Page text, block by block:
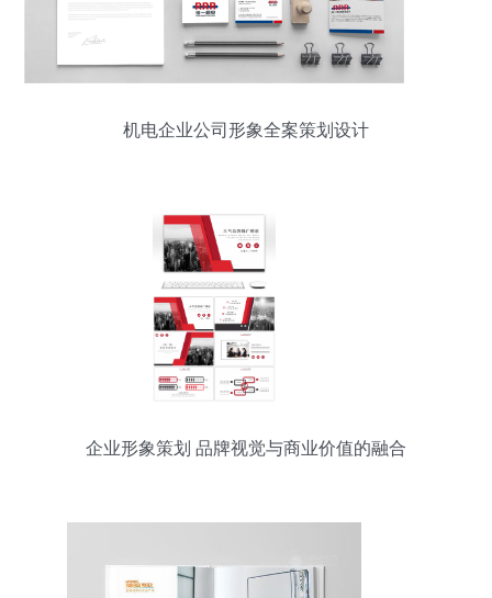
机电企业公司形象全案策划设计
企业形象策划 品牌视觉与商业价值的融合